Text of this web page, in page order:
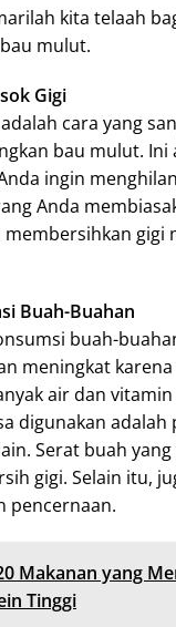
kita telaah
mulut.
Gigi
cara yang
bau mulut. Ini
ingin
Anda
gigi
Buah-Buahan
buah-
meningkat
air dan
digunakan adalah
Serat buah
gigi. Selain itu,
pencernaan.
Makanan yang
Tinggi